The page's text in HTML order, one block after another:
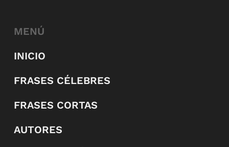
MENÚ
INICIO
FRASES CÉLEBRES
FRASES CORTAS
AUTORES